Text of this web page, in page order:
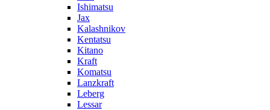
Ishimatsu
Jax
Kalashnikov
Kentatsu
Kitano
Kraft
Komatsu
Lanzkraft
Leberg
Lessar